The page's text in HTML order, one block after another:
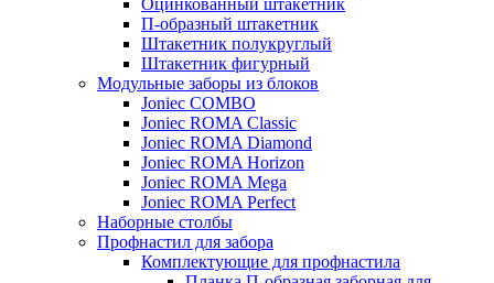
П-образный штакетник
Штакетник полукруглый
Штакетник фигурный
Модульные заборы из блоков
Joniec COMBO
Joniec ROMA Classic
Joniec ROMA Diamond
Joniec ROMA Horizon
Joniec ROMA Mega
Joniec ROMA Perfect
Наборные столбы
Профнастил для забора
Комплектующие для профнастила